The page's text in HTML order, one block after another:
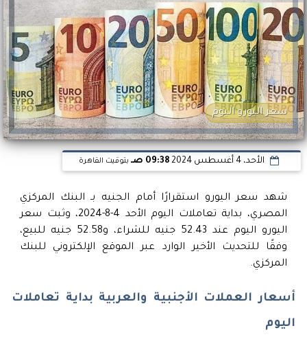
سعر اليورو اليوم
الأحد، 4 أغسطس 2024 09:38 صـ بتوقيت القاهرة
شهد سعر اليورو استقرارًا أمام الجنيه بـ البنك المركزي
المصري، بداية تعاملات اليوم الأحد 4-8-2024، وثبت سعر
اليورو اليوم عند 52.43 جنيه للشراء، و52.58 جنيه للبيع،
وفقًا للتحديث الأخير الوارد عبر الموقع الإلكتروني للبنك
المركزي.
أسعار العملات الأجنبية والعربية بداية تعاملات
اليوم